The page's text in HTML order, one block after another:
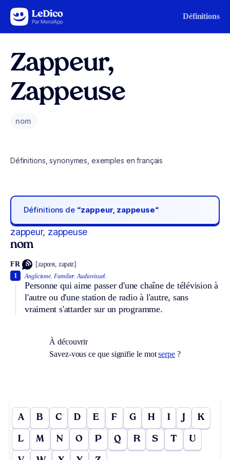
Aller au contenu Définitions
Zappeur,
Zappeuse
nom
Définitions, synonymes, exemples en français
Définitions de “zappeur, zappeuse“
zappeur, zappeuse
nom
FR [zapœʀ, zapøz]
Anglicisme. Familier. Audiovisuel.
Personne qui aime passer d'une chaîne de télévision à
l'autre ou d'une station de radio à l'autre, sans
vraiment s'attarder sur un programme.
1
À découvrir
Savez-vous ce que signifie le motserpe ?
A B C D E F G H I J K
L M N O P Q R S T U